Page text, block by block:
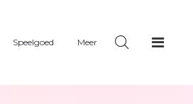
Speelgoed Meer